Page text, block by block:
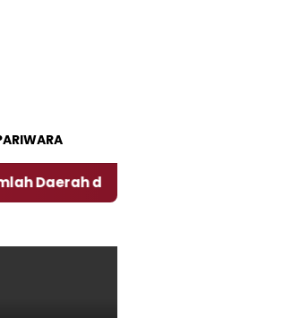
Jember Alami Krisi Air